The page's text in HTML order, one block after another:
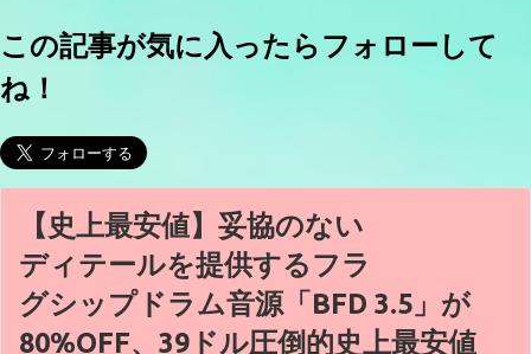
この記事が気に入ったらフォローして
ね！
【史上最安値】妥協のない
ディテールを提供するフラ
グシップドラム音源「BFD 3.5」が
80%OFF、39ドル圧倒的史上最安値